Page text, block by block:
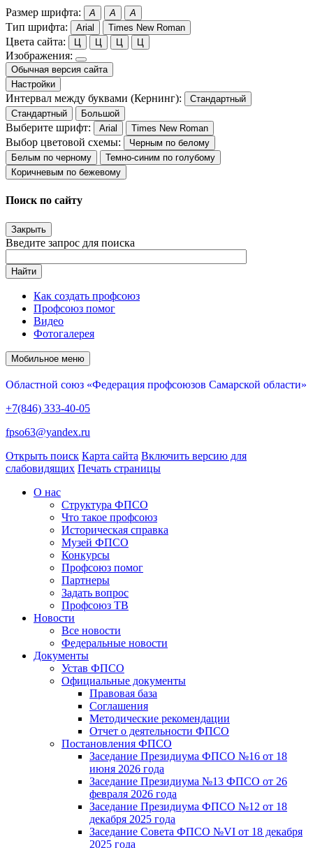
Размер шрифта: A A A
Тип шрифта: Arial Times New Roman
Цвета сайта: Ц Ц Ц Ц
Изображения:
Обычная версия сайта
Настройки
Интервал между буквами (Кернинг):
Стандартный
Стандартный
Большой
Выберите шрифт: Arial Times New Roman
Выбор цветовой схемы:
Черным по белому
Белым по черному
Темно-синим по голубому
Коричневым по бежевому
Поиск по сайту
Закрыть
Введите запрос для поиска
Найти
Как создать профсоюз
Профсоюз помог
Видео
Фотогалерея
Мобильное меню
Областной союз «Федерация профсоюзов Самарской области»
+7(846) 333-40-05
fpso63@yandex.ru
Открыть поиск Карта сайта Включить версию для
слабовидящих Печать страницы
О нас
Структура ФПСО
Что такое профсоюз
Историческая справка
Музей ФПСО
Конкурсы
Профсоюз помог
Партнеры
Задать вопрос
Профсоюз ТВ
Новости
Все новости
Федеральные новости
Документы
Устав ФПСО
Официальные документы
Правовая база
Соглашения
Методические рекомендации
Отчет о деятельности ФПСО
Постановления ФПСО
Заседание Президиума ФПСО №16 от 18
июня 2026 года
Заседание Президиума №13 ФПСО от 26
февраля 2026 года
Заседание Президиума ФПСО №12 от 18
декабря 2025 года
Заседание Совета ФПСО №VI от 18 декабря
2025 года